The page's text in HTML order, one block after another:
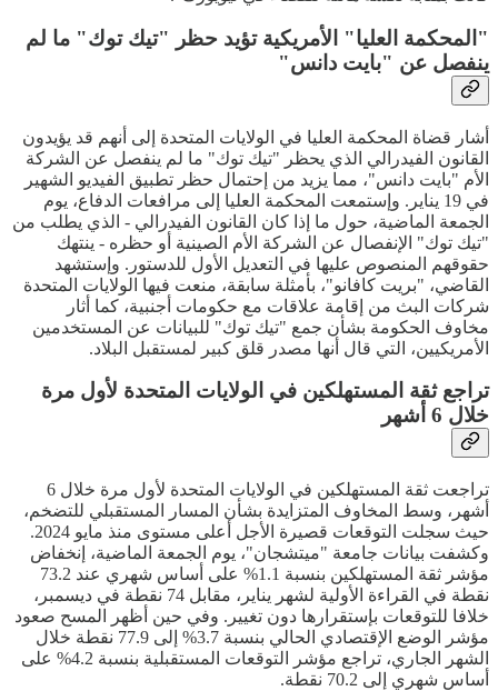
"المحكمة العليا" الأمريكية تؤيد حظر "تيك توك" ما لم
ينفصل عن "بايت دانس"
أشار قضاة المحكمة العليا في الولايات المتحدة إلى أنهم قد يؤيدون
القانون الفيدرالي الذي يحظر "تيك توك" ما لم ينفصل عن الشركة
الأم "بايت دانس"، مما يزيد من إحتمال حظر تطبيق الفيديو الشهير
في 19 يناير. وإستمعت المحكمة العليا إلى مرافعات الدفاع، يوم
الجمعة الماضية، حول ما إذا كان القانون الفيدرالي - الذي يطلب من
"تيك توك" الإنفصال عن الشركة الأم الصينية أو حظره - ينتهك
حقوقهم المنصوص عليها في التعديل الأول للدستور. وإستشهد
القاضي، "بريت كافانو"، بأمثلة سابقة، منعت فيها الولايات المتحدة
شركات البث من إقامة علاقات مع حكومات أجنبية، كما أثار
مخاوف الحكومة بشأن جمع "تيك توك" للبيانات عن المستخدمين
الأمريكيين، التي قال أنها مصدر قلق كبير لمستقبل البلاد.
تراجع ثقة المستهلكين في الولايات المتحدة لأول مرة
خلال 6 أشهر
تراجعت ثقة المستهلكين في الولايات المتحدة لأول مرة خلال 6
أشهر، وسط المخاوف المتزايدة بشأن المسار المستقبلي للتضخم،
حيث سجلت التوقعات قصيرة الأجل أعلى مستوى منذ مايو 2024.
وكشفت بيانات جامعة "ميتشجان"، يوم الجمعة الماضية، إنخفاض
مؤشر ثقة المستهلكين بنسبة 1.1% على أساس شهري عند 73.2
نقطة في القراءة الأولية لشهر يناير، مقابل 74 نقطة في ديسمبر،
خلافا للتوقعات بإستقرارها دون تغيير. وفي حين أظهر المسح صعود
مؤشر الوضع الإقتصادي الحالي بنسبة 3.7% إلى 77.9 نقطة خلال
الشهر الجاري، تراجع مؤشر التوقعات المستقبلية بنسبة 4.2% على
أساس شهري إلى 70.2 نقطة.